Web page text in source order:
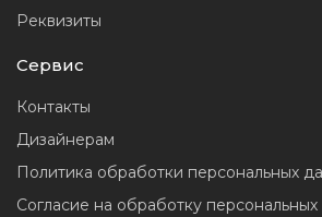
Реквизиты
Сервис
Контакты
Дизайнерам
Политика обработки персональных
Согласие на обработку